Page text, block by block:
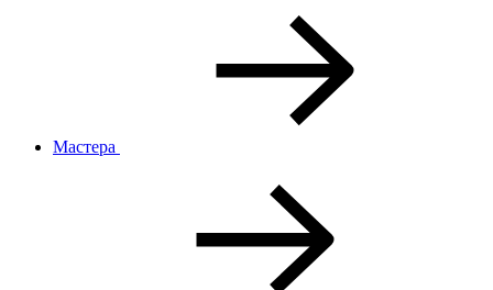
Мастера